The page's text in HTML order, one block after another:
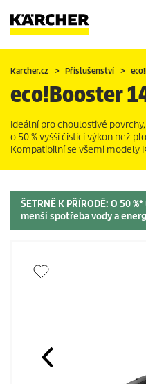
Nákupní košík
Seznam oblíbených
Karcher.cz Příslušenství
eco!Booster
Ideální pro choulostivé
o 50 % vyšší čisticí výkon než
Kompatibilní se všemi modely
ŠETRNĚ K PŘÍRODĚ: O 50
menší spotřeba vody a